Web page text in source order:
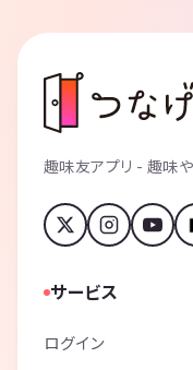
趣味友アプリ - 趣味や
サービス
ログイン